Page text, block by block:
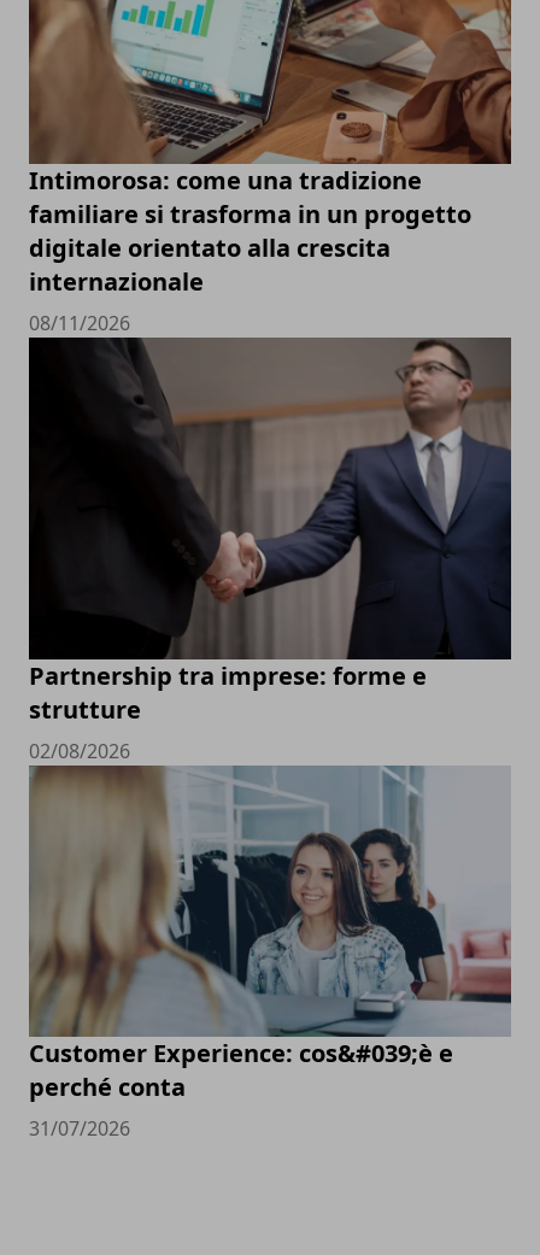
Intimorosa: come una tradizione
familiare si trasforma in un progetto
digitale orientato alla crescita
internazionale
08/11/2026
Partnership tra imprese: forme e
strutture
02/08/2026
Customer Experience: cos&#039;è e
perché conta
31/07/2026